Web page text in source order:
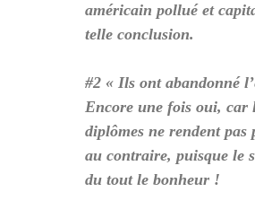
américain pollué et
telle conclusion.
#2 « Ils ont abandonné
Encore une fois oui, car
diplômes ne rendent
au contraire, puisque le
du tout le bonheur !